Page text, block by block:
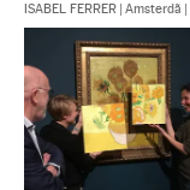
ISABEL FERRER Amsterdã